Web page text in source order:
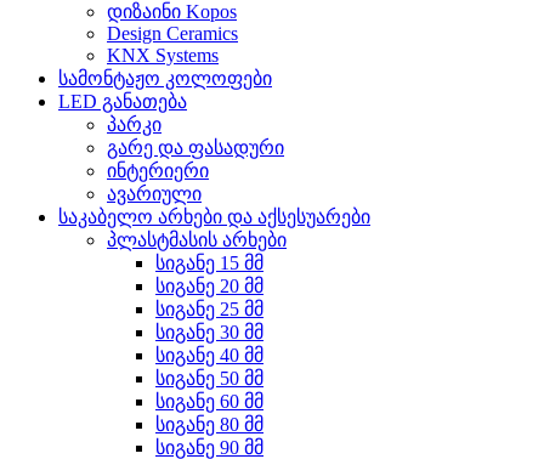
დიზაინი Kopos
Design Ceramics
KNX Systems
სამონტაჟო კოლოფები
LED განათება
პარკი
გარე და ფასადური
ინტერიერი
ავარიული
საკაბელო არხები და აქსესუარები
პლასტმასის არხები
სიგანე 15 მმ
სიგანე 20 მმ
სიგანე 25 მმ
სიგანე 30 მმ
სიგანე 40 მმ
სიგანე 50 მმ
სიგანე 60 მმ
სიგანე 80 მმ
სიგანე 90 მმ